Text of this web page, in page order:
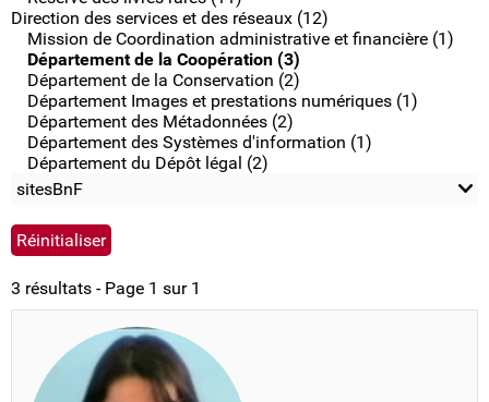
Direction des services et des réseaux (12)
Mission de Coordination administrative et financière (1)
Département de la Coopération (3)
Département de la Conservation (2)
Département Images et prestations numériques (1)
Département des Métadonnées (2)
Département des Systèmes d'information (1)
Département du Dépôt légal (2)
sitesBnF
3 résultats - Page 1 sur 1